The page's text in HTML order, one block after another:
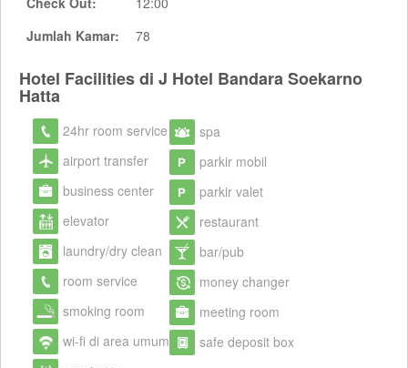
Jumlah Kamar:
78
Hotel Facilities di J Hotel Bandara Soekarno
Hatta
24hr room service
airport transfer
business center
elevator
laundry/dry clean
room service
smoking room
wi-fi di area umum
spa
parkir mobil
parkir valet
restaurant
bar/pub
money changer
meeting room
safe deposit box